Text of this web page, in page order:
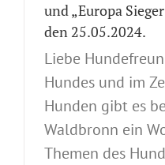
und „Europa
den 25.05.2024.
Liebe
Hundes und im
Hunden gibt es
Waldbronn ein
Themen des